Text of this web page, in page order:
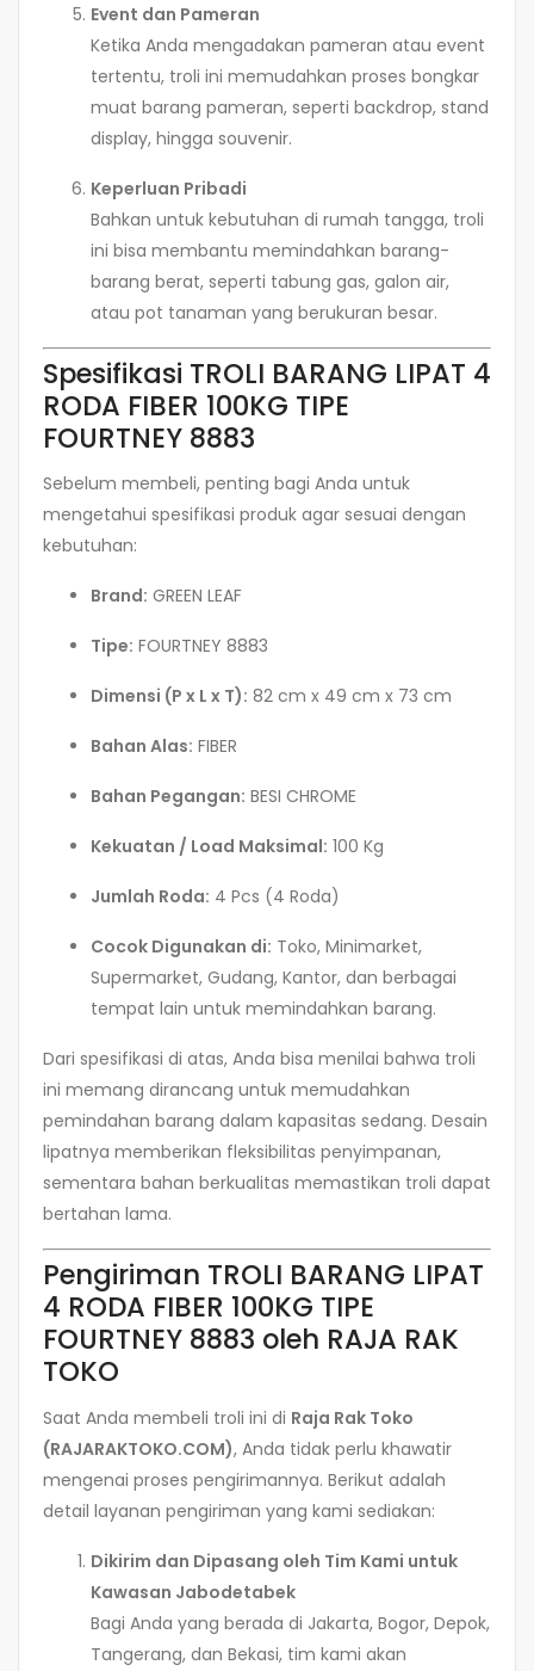
Event dan Pameran
Ketika Anda mengadakan pameran atau event
tertentu, troli ini memudahkan proses bongkar
muat barang pameran, seperti backdrop, stand
display, hingga souvenir.
Keperluan Pribadi
Bahkan untuk kebutuhan di rumah tangga, troli
ini bisa membantu memindahkan barang-
barang berat, seperti tabung gas, galon air,
atau pot tanaman yang berukuran besar.
Spesifikasi TROLI BARANG LIPAT 4
RODA FIBER 100KG TIPE
FOURTNEY 8883
Sebelum membeli, penting bagi Anda untuk
mengetahui spesifikasi produk agar sesuai dengan
kebutuhan:
Brand: GREEN LEAF
Tipe: FOURTNEY 8883
Dimensi (P x L x T): 82 cm x 49 cm x 73 cm
Bahan Alas: FIBER
Bahan Pegangan: BESI CHROME
Kekuatan / Load Maksimal: 100 Kg
Jumlah Roda: 4 Pcs (4 Roda)
Cocok Digunakan di: Toko, Minimarket,
Supermarket, Gudang, Kantor, dan berbagai
tempat lain untuk memindahkan barang.
Dari spesifikasi di atas, Anda bisa menilai bahwa troli
ini memang dirancang untuk memudahkan
pemindahan barang dalam kapasitas sedang. Desain
lipatnya memberikan fleksibilitas penyimpanan,
sementara bahan berkualitas memastikan troli dapat
bertahan lama.
Pengiriman TROLI BARANG LIPAT
4 RODA FIBER 100KG TIPE
FOURTNEY 8883 oleh RAJA RAK
TOKO
Saat Anda membeli troli ini di Raja Rak Toko
(RAJARAKTOKO.COM), Anda tidak perlu khawatir
mengenai proses pengirimannya. Berikut adalah
detail layanan pengiriman yang kami sediakan:
Dikirim dan Dipasang oleh Tim Kami untuk
Kawasan Jabodetabek
Bagi Anda yang berada di Jakarta, Bogor, Depok,
Tangerang, dan Bekasi, tim kami akan